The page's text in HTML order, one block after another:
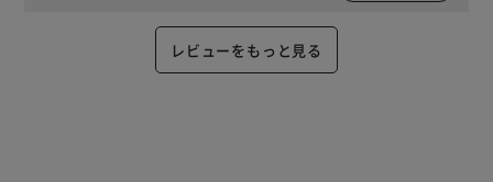
レビューをもっと見る